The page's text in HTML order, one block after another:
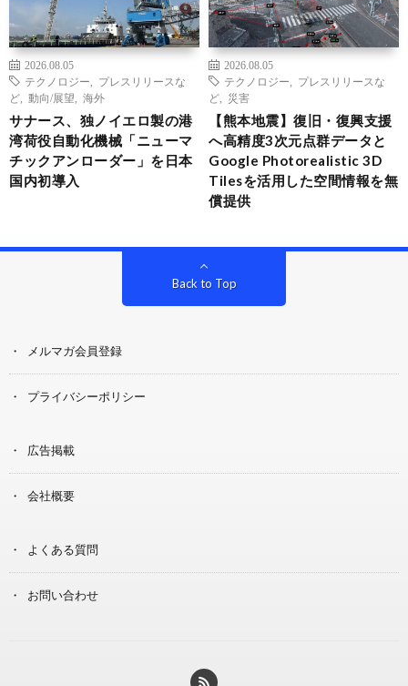
2026.08.05
テクノロジー
プレスリリースな
ど
動向/展望 海外
サナース、独ノイエロ製の港
湾荷役自動化機械「ニューマ
チックアンローダー」を日本
国内初導入
2026.08.05
テクノロジー
プレスリリースな
ど
災害
【熊本地震】復旧・復興支援
へ高精度3次元点群データと
Google Photorealistic 3D
Tilesを活用した空間情報を無
償提供
Back to Top
メルマガ会員登録
プライバシーポリシー
広告掲載
会社概要
よくある質問
お問い合わせ